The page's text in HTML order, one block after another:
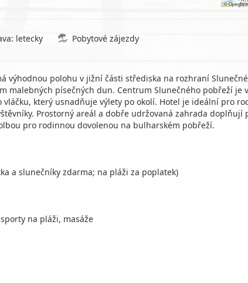
©
letecky Pobytové zájezdy
výhodnou polohu v jižní části střediska na rozhraní
malebných písečných dun. Centrum Slunečného pobřeží je
který usnadňuje výlety po okolí. Hotel je ideální pro
Prostorný areál a dobře udržovaná zahrada
pro rodinnou dovolenou na bulharském pobřeží.
a slunečníky zdarma; na pláži za poplatek)
na pláži, masáže